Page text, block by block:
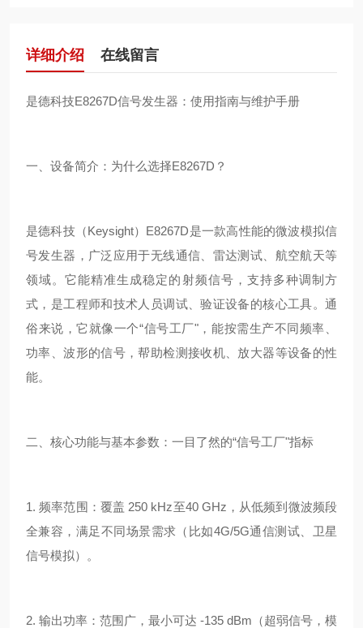
详细介绍 在线留言
是德科技E8267D信号发生器：使用指南与维护手册
一、设备简介：为什么选择E8267D？
是德科技（Keysight）E8267D是一款高性能的微波模拟信
号发生器，广泛应用于无线通信、雷达测试、航空航天等
领域。它能精准生成稳定的射频信号，支持多种调制方
式，是工程师和技术人员调试、验证设备的核心工具。通
俗来说，它就像一个“信号工厂"，能按需生产不同频率、
功率、波形的信号，帮助检测接收机、放大器等设备的性
能。
二、核心功能与基本参数：一目了然的“信号工厂"指标
1. 频率范围：覆盖 250 kHz至40 GHz，从低频到微波频段
全兼容，满足不同场景需求（比如4G/5G通信测试、卫星
信号模拟）。
2. 输出功率：范围广，最小可达 -135 dBm（超弱信号，模